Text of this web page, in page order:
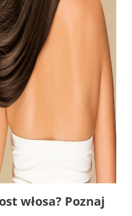
włosa? Poznaj